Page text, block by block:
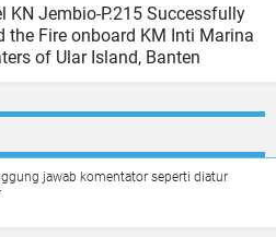
KN Jembio-P.215 Successfully
the Fire onboard KM Inti Marina
of Ular Island, Banten
jawab komentator seperti diatur